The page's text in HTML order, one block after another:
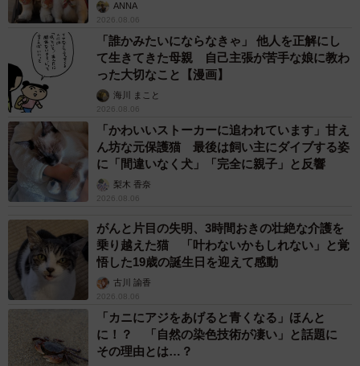
ANNA
2026.08.06
「誰かみたいにならなきゃ」 他人を正解にし
て生きてきた母親 自己主張が苦手な娘に教わ
った大切なこと【漫画】
海川 まこと
2026.08.06
「かわいいストーカーに追われています」甘え
ん坊な元保護猫 最後は飼い主にダイブする姿
に「間違いなく犬」「完全に親子」と反響
梨木 香奈
2026.08.06
がんと片目の失明、3時間おきの壮絶な介護を
乗り越えた猫 「叶わないかもしれない」と覚
悟した19歳の誕生日を迎えて感動
古川 諭香
2026.08.06
「カニにアジをあげると青くなる」ほんと
に！？ 「自然の染色技術が凄い」と話題に
その理由とは…？